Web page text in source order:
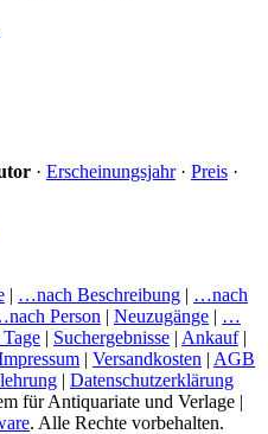
· Erscheinungsjahr· Preis ·
| …nach Beschreibung | …nach
Person | Neuzugänge | …
| Suchergebnisse | Ankauf|
| Versandkosten | AGB
| Datenschutzerklärung
für Antiquariate und Verlage |
. Alle Rechte vorbehalten.